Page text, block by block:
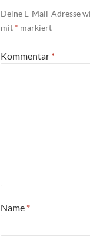
Deine E-Mail-Adresse
mit * markiert
Kommentar *
Name *